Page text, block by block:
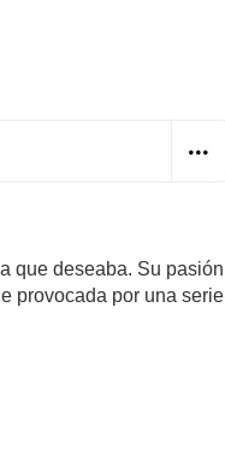
que deseaba. Su pasión
provocada por una serie